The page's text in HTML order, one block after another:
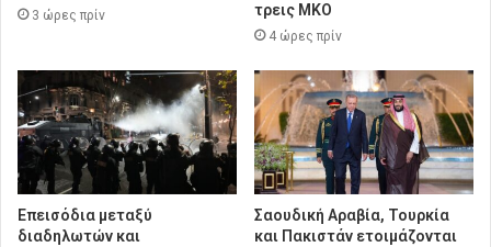
3 ώρες πρίν
τρεις ΜΚΟ
4 ώρες πρίν
Επεισόδια μεταξύ
διαδηλωτών και
Σαουδική Αραβία, Τουρκία
και Πακιστάν ετοιμάζονται